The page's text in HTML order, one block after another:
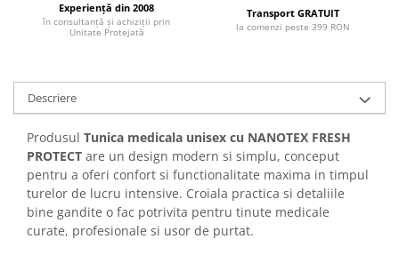
Experiență din 2008
în consultanță și achiziții prin
Unitate Protejată
Transport GRATUIT
la comenzi peste 399 RON
Descriere
Produsul Tunica medicala unisex cu NANOTEX FRESH
PROTECT are un design modern si simplu, conceput
pentru a oferi confort si functionalitate maxima in timpul
turelor de lucru intensive. Croiala practica si detaliile
bine gandite o fac potrivita pentru tinute medicale
curate, profesionale si usor de purtat.